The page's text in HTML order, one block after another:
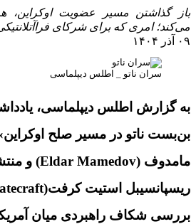
باز گذاشتن مسیر عضویت اوکراین،
می‌کند؛ امری که برای شرکای
۰۹ آذر ۱۴۰۴
سران ناتو _ اطلس دیپلماسی
به گزارش اطلس دیپلماسی،
بن‌بست ناتو در مسیر صلح اوکراین»
مامدوف (Eldar Mamedov) و
ریسپانسیبل استیت کرفت(
بررسی شکاف راهبردی میان آمریکا